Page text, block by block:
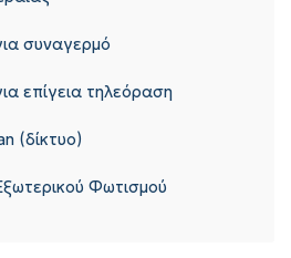
συναγερμό
επίγεια τηλεόραση
(δίκτυο)
Φωτισμού